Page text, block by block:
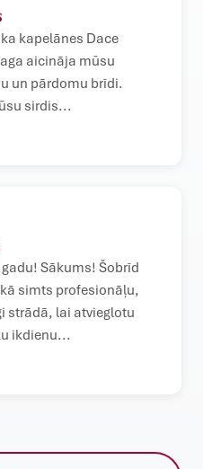
kapelānes Dace
aicināja mūsu
un pārdomu brīdi.
sirdis...
Sākums! Šobrīd
simts profesionāļu,
strādā, lai atvieglotu
ikdienu...